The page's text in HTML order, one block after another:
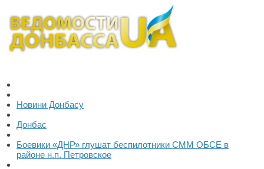
Новини Донбасу
Донбас
Боевики «ДНР» глушат беспилотники СММ ОБСЕ в
районе н.п. Петровское